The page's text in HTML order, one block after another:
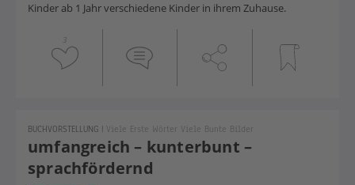
Kinder ab 1 Jahr verschiedene Kinder in ihrem Zuhause.
3
umfangreich – kunterbunt –
sprachfördernd
BUCHVORSTELLUNG | Viele Erste Wörter Viele Bunte Bilder